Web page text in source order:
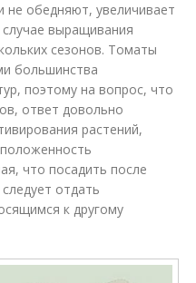
не обедняют, увеличивает
выращивания
сезонов. Томаты
большинства
поэтому на вопрос, что
ответ довольно
растений,
что посадить после
отдать
к другому